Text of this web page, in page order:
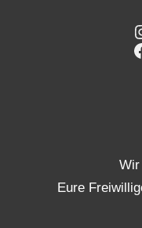
Wir
Eure